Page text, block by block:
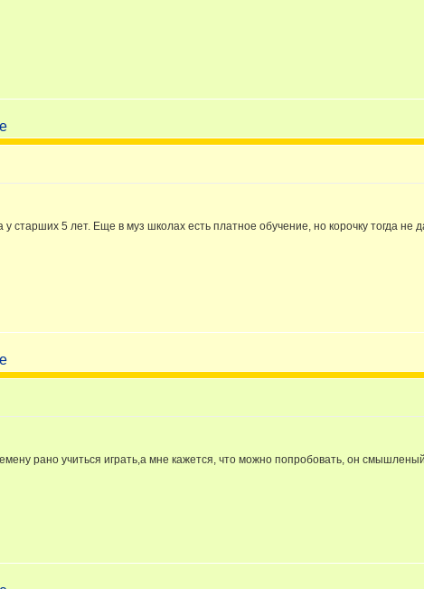
старших 5 лет. Еще в муз школах есть платное обучение, но корочку тогда не
рано учиться играть,а мне кажется, что можно попробовать, он